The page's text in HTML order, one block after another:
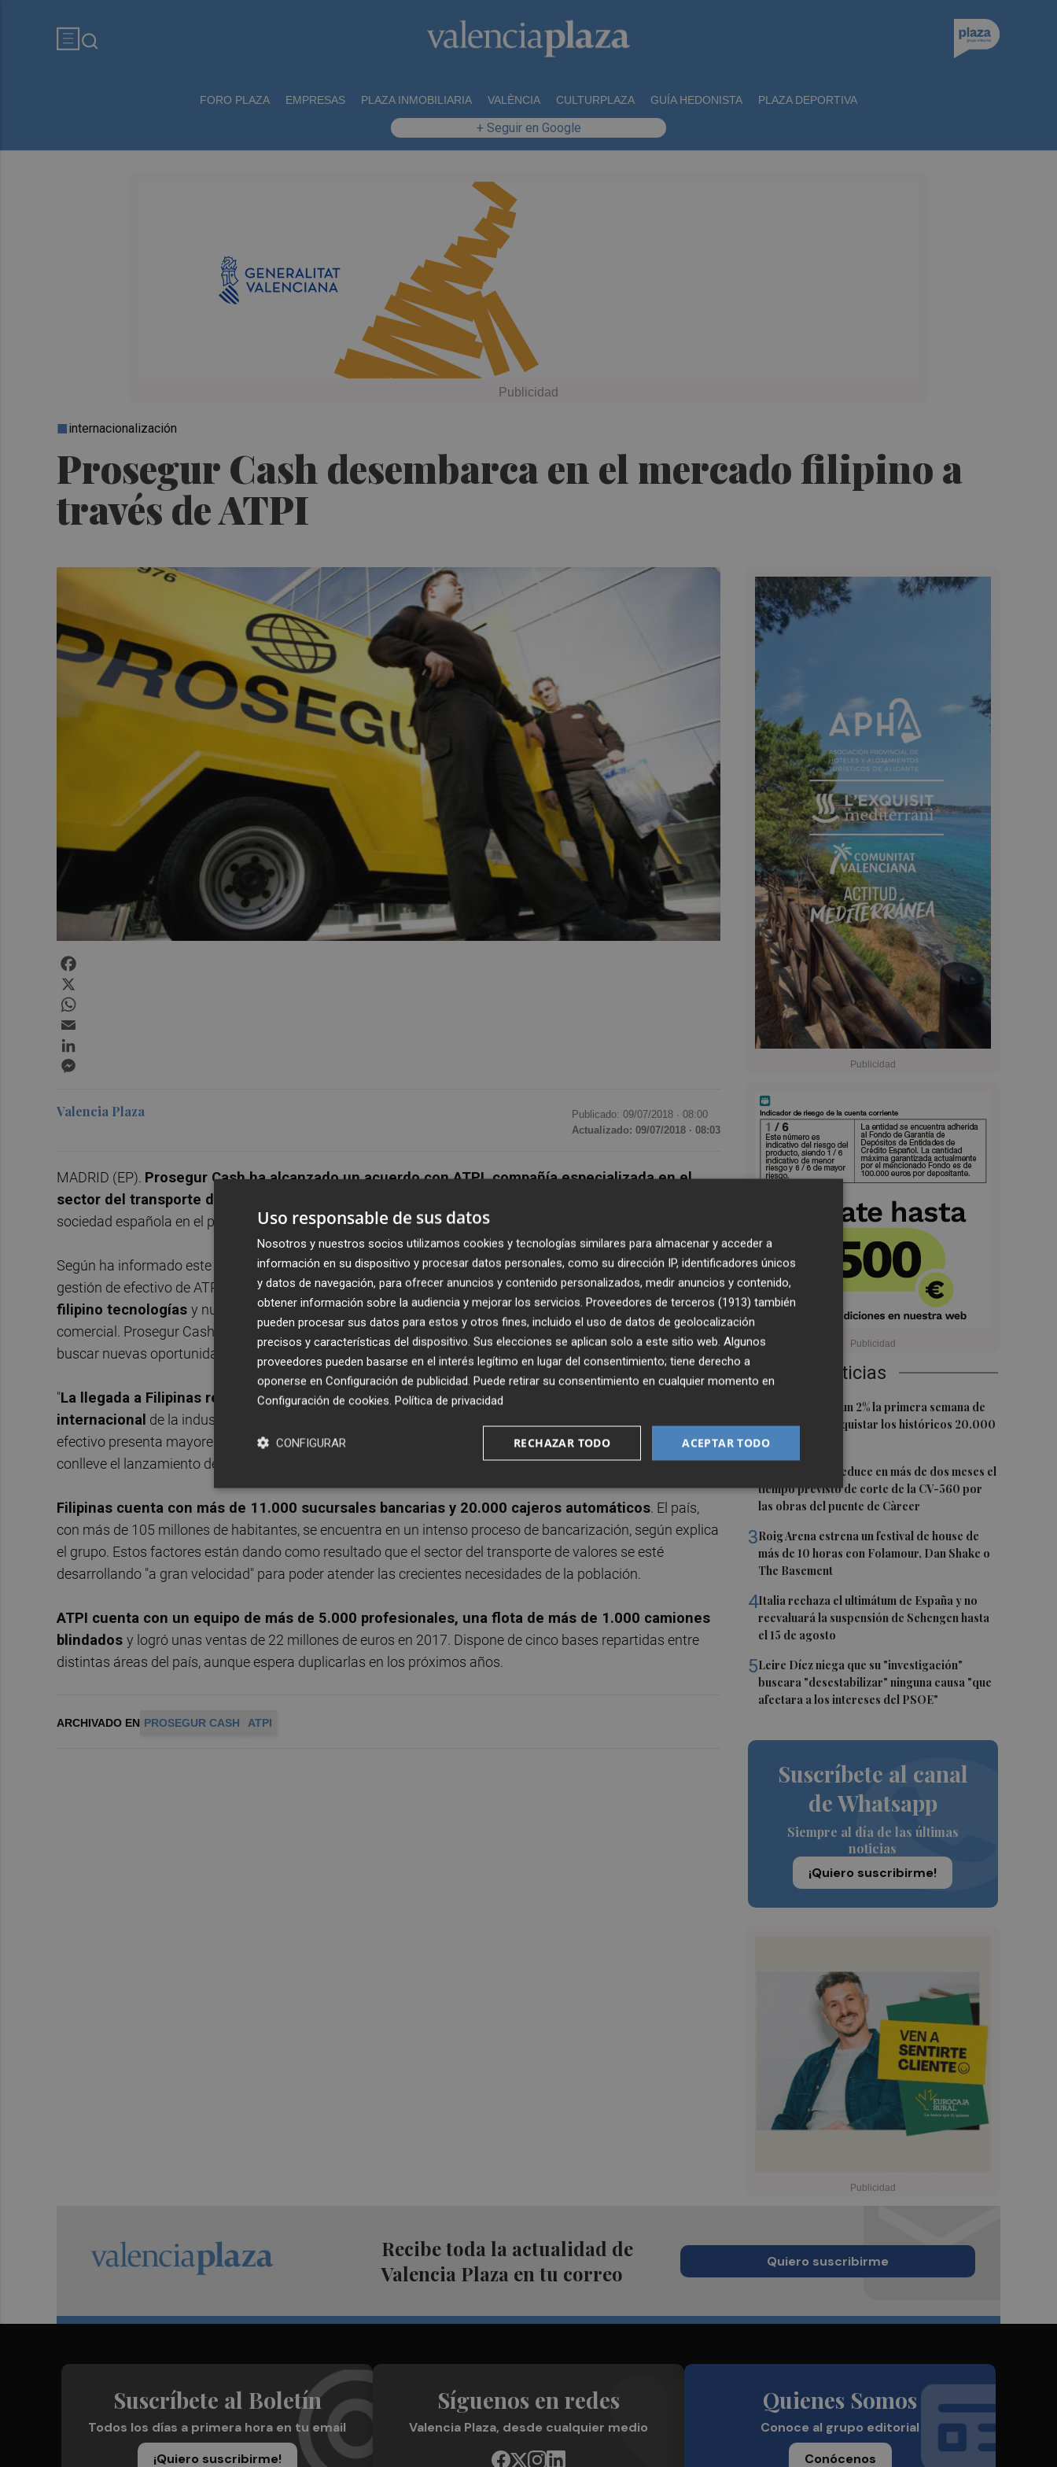
FORO PLAZA EMPRESAS PLAZA INMOBILIARIA VALÈNCIA CULTURPLAZA GUÍA HEDONISTA PLAZA DEPORTIVA
+ Seguir en Google
Prosegur Cash desembarca en el mercado filipino a
través de ATPI
internacionalización
Últimas Noticias
El Ibex 35 sube un 2% la primera semana de
agosto tras conquistar los históricos 20.000
puntos
La Diputación reduce en más de dos meses el
tiempo previsto de corte de la CV-560 por
las obras del puente de Càrcer
3Roig Arena estrena un festival de house de
más de 10 horas con Folamour, Dan Shake o
The Basement
4Italia rechaza el ultimátum de España y no
reevaluará la suspensión de Schengen hasta
el 15 de agosto
5Leire Díez niega que su "investigación"
buscara "desestabilizar" ninguna causa "que
afectara a los intereses del PSOE"
Suscríbete al canal
de Whatsapp
Siempre al día de las últimas
noticias
¡Quiero suscribirme!
Valencia Plaza Publicado: 09/07/2018 · 08:00
Actualizado: 09/07/2018 · 08:03
MADRID (EP). Prosegur Cash ha alcanzado un acuerdo con ATPI, compañía especializada en el
sector del transporte de valores y gestión de efectivo en Filipinas
sociedad española en el país, con lo que amplía su presencia a un total de 21 países.
Según ha informado este lunes la compañía, el acuerdo abarca las actividades de logística de valores y
gestión de efectivo de ATPI en Filipinas y, en virtud del mismo,Prosegur Cash introducirá en el mercado
filipino tecnologías y nuevos servicios orientados a mejorar e impulsar la calidad de la propuesta
comercial. Prosegur Cash ha destacado que con su presencia en Filipinas refuerza su compromiso por
buscar nuevas oportunidades de desarrollo en mercados emergentes.
"La llegada a Filipinas refuerza el compromiso del grupo por liderar el proceso de consolidación
internacional de la industria del transporte de valores. Con especial énfasis en aquellas regiones donde el
efectivo presenta mayores tasas de crecimiento", subraya la compañía, que prevé que esta alianza con ATPI
conlleve el lanzamiento de nuevos servicios que aporten mayor valor a los clientes.
Filipinas cuenta con más de 11.000 sucursales bancarias y 20.000 cajeros automáticos. El país,
con más de 105 millones de habitantes, se encuentra en un intenso proceso de bancarización, según explica
el grupo. Estos factores están dando como resultado que el sector del transporte de valores se esté
desarrollando "a gran velocidad" para poder atender las crecientes necesidades de la población.
ATPI cuenta con un equipo de más de 5.000 profesionales, una flota de más de 1.000 camiones
blindados y logró unas ventas de 22 millones de euros en 2017. Dispone de cinco bases repartidas entre
distintas áreas del país, aunque espera duplicarlas en los próximos años.
ARCHIVADO EN PROSEGUR CASH ATPI
Recibe toda la actualidad de
Valencia Plaza en tu correo
Quiero suscribirme
Suscríbete al Boletín
Todos los días a primera hora en tu email
¡Quiero suscribirme!
Síguenos en redes
Valencia Plaza, desde cualquier medio
Quienes Somos
Conoce al grupo editorial
Conócenos
Uso responsable de sus datos
Nosotros y nuestros socios utilizamos cookies y tecnologías similares para almacenar y acceder a
información en su dispositivo y procesar datos personales, como su dirección IP, identificadores únicos
y datos de navegación, para ofrecer anuncios y contenido personalizados, medir anuncios y contenido,
obtener información sobre la audiencia y mejorar los servicios. Proveedores de terceros (1913) también
pueden procesar sus datos para estos y otros fines, incluido el uso de datos de geolocalización
precisos y características del dispositivo. Sus elecciones se aplican solo a este sitio web. Algunos
proveedores pueden basarse en el interés legítimo en lugar del consentimiento; tiene derecho a
oponerse en Configuración de publicidad. Puede retirar su consentimiento en cualquier momento en
Configuración de cookies. Política de privacidad
ACEPTAR TODO
RECHAZAR TODO
CONFIGURAR